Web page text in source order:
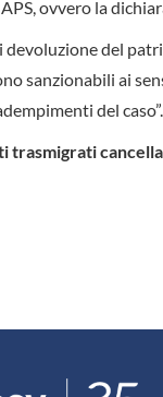
ovvero la
del
sanzionabili ai
del caso”.
trasmigrati